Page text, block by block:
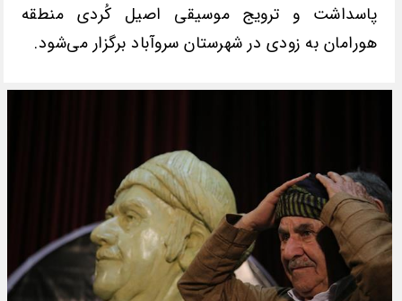
پاسداشت و ترویج موسیقی اصیل کُردی منطقه
هورامان‌ به زودی در شهرستان سروآباد برگزار می‌شود.